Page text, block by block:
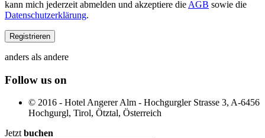
kann mich jederzeit abmelden und akzeptiere die AGB sowie die
Datenschutzerklärung.
anders als andere
Follow us on
© 2016 - Hotel Angerer Alm - Hochgurgler Strasse 3, A-6456
Hochgurgl, Tirol, Ötztal, Österreich
Jetzt buchen